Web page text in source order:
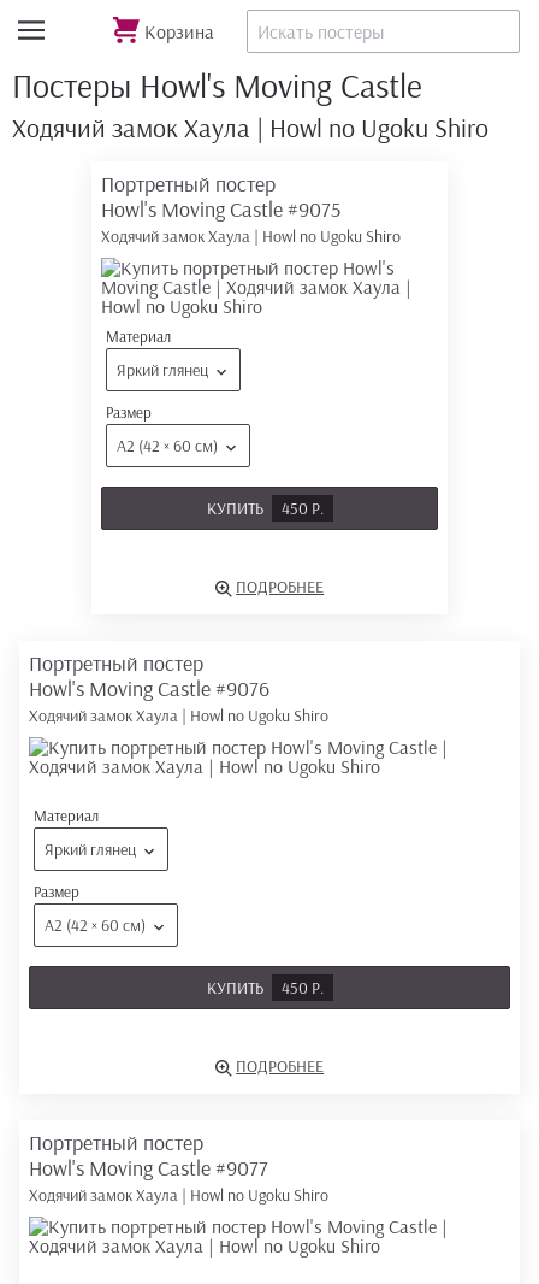
Корзина
Постеры Howl's Moving Castle
Ходячий замок Хаула | Howl no Ugoku Shiro
Портретный постер
Howl's Moving Castle #9075
Ходячий замок Хаула | Howl no Ugoku Shiro
Материал
Яркий глянец
Размер
А2 (42 × 60 см)
КУПИТЬ 450 Р.
ПОДРОБНЕЕ
Портретный постер
Howl's Moving Castle #9076
Ходячий замок Хаула | Howl no Ugoku Shiro
Материал
Яркий глянец
Размер
А2 (42 × 60 см)
КУПИТЬ 450 Р.
ПОДРОБНЕЕ
Портретный постер
Howl's Moving Castle #9077
Ходячий замок Хаула | Howl no Ugoku Shiro